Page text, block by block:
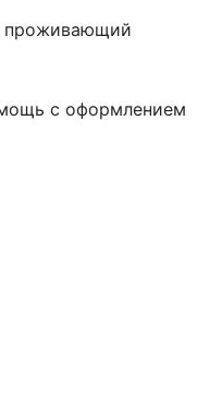
проживающий
с оформлением